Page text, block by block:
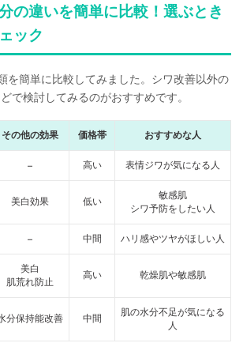
の違いを簡単に比較！選ぶとき
ック
を簡単に比較してみました。シワ改善以外の
で検討してみるのがおすすめです。
その他の効果 価格帯 おすすめな人
– 高い 表情ジワが気になる人
美白効果 低い
敏感肌
シワ予防をしたい人
– 中間 ハリ感やツヤがほしい人
美白
肌荒れ防止
高い 乾燥肌や敏感肌
分保持能改善 中間
肌の水分不足が気になる
人